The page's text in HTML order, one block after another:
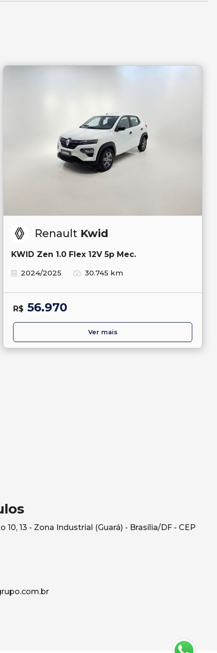
Renault Kwid
KWID Zen 1.0 Flex 12V 5p Mec.
2024/2025
30.745 km
R$ 56.970
Ver mais
10, 13 - Zona Industrial (Guará) - Brasília/DF - CEP